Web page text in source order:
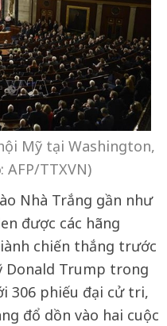
Mỹ tại Washington,
AFP/TTXVN)
Nhà Trắng gần như
được các hãng
chiến thắng trước
Donald Trump trong
306 phiếu đại cử tri,
đổ dồn vào hai cuộc